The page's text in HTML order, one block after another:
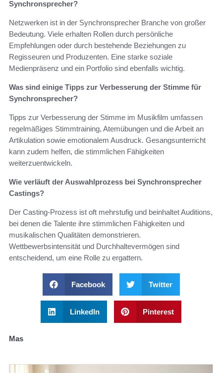
Synchronsprecher?
Netzwerken ist in der Synchronsprecher Branche von großer
Bedeutung. Viele erhalten Rollen durch persönliche
Empfehlungen oder durch bestehende Beziehungen zu
Regisseuren und Produzenten. Eine starke soziale
Medienpräsenz und ein Portfolio sind ebenfalls wichtig.
Was sind einige Tipps zur Verbesserung der Stimme für
Synchronsprecher?
Tipps zur Verbesserung der Stimme im Musikfilm umfassen
regelmäßiges Stimmtraining, Atemübungen und die Arbeit an
Artikulation sowie emotionalem Ausdruck. Gesangsunterricht
kann zudem helfen, die stimmlichen Fähigkeiten
weiterzuentwickeln.
Wie verläuft der Auswahlprozess bei Synchronsprecher
Castings?
Der Casting-Prozess ist oft mehrstufig und beinhaltet Auditions,
bei denen die Talente ihre stimmlichen Fähigkeiten und
musikalischen Qualitäten demonstrieren.
Wettbewerbsintensität und Durchhaltevermögen sind
entscheidend, um eine Rolle zu ergattern.
Facebook Twitter
LinkedIn Pinterest
Mas